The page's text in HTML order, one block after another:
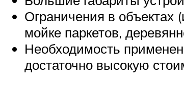
Ограничения в
мойке паркетов,
Необходимость
достаточно высокую